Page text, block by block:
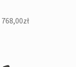
768,00zł